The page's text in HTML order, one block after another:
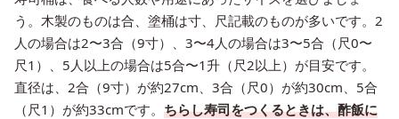
う。木製のものは合、塗桶は寸、尺記載のものが多いです。2
人の場合は2〜3合（9寸）、3〜4人の場合は3〜5合（尺0〜
尺1）、5人以上の場合は5合〜1升（尺2以上）が目安です。
直径は、2合（9寸）が約27cm、3合（尺0）が約30cm、5合
（尺1）が約33cmです。 ちらし寿司をつくるときは、酢飯に